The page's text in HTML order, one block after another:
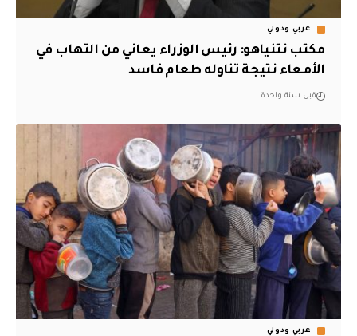
عربي ودولي
مكتب نتنياهو: رئيس الوزراء يعاني من التهاب في
الأمعاء نتيجة تناوله طعام فاسد
قبل سنة واحدة
عربي ودولي